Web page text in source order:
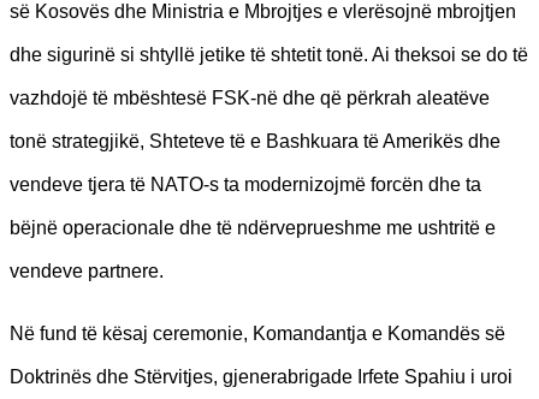
së Kosovës dhe Ministria e Mbrojtjes e vlerësojnë mbrojtjen
dhe sigurinë si shtyllë jetike të shtetit tonë. Ai theksoi se do të
vazhdojë të mbështesë FSK-në dhe që përkrah aleatëve
tonë strategjikë, Shteteve të e Bashkuara të Amerikës dhe
vendeve tjera të NATO-s ta modernizojmë forcën dhe ta
bëjnë operacionale dhe të ndërveprueshme me ushtritë e
vendeve partnere.
Në fund të kësaj ceremonie, Komandantja e Komandës së
Doktrinës dhe Stërvitjes, gjenerabrigade Irfete Spahiu i uroi